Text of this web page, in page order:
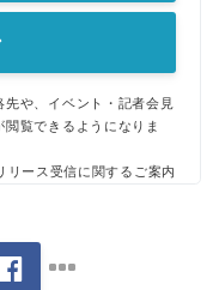
や、イベント・記者会見
覧できるようになりま
リース受信に関するご案内